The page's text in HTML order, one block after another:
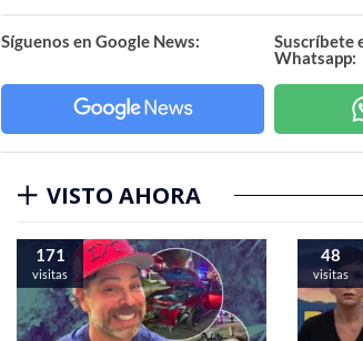
Síguenos en Google News:
Suscríbete
Whatsapp:
VISTO AHORA
171
visitas
48
visitas